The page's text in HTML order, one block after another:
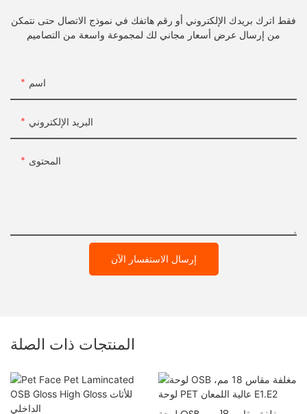
فقط اترك بريدك الإلكتروني أو رقم هاتفك في نموذج الاتصال حتى نتمكن
من إرسال عرض أسعار مجاني لك لمجموعة واسعة من التصاميم
اسم
البريد الإلكتروني
المحتوى
إرسال الاستفسار الآن
المنتجات ذات الصلة